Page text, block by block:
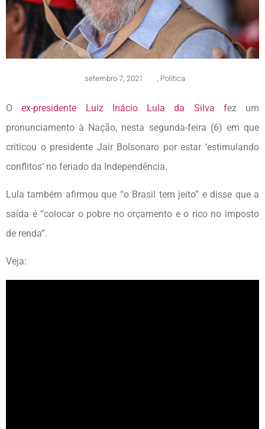
setembro 7, 2021 Política
Oex-presidente Luiz Inácio Lula da Silva fez um
pronunciamento à Nação, nesta segunda-feira (6) em que
criticou o presidente Jair Bolsonaro por estar ‘estimulando
conflitos’ no feriado da Independência.
Lula também afirmou que “o Brasil tem jeito” e disse que a
saída é “colocar o pobre no orçamento e o rico no imposto
de renda”.
Veja: